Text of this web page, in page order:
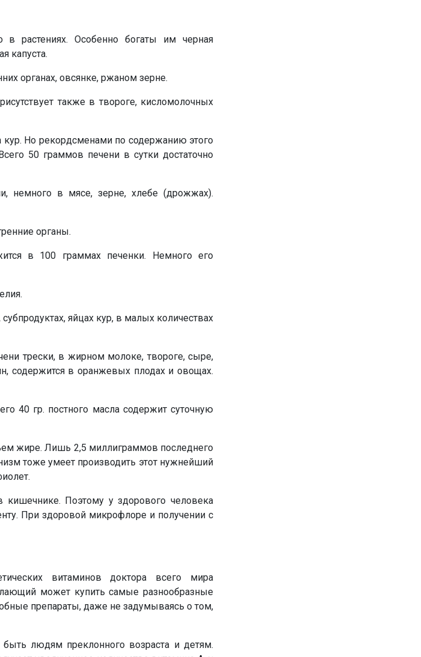
растениях. Особенно богаты им черная
капуста.
органах, овсянке, ржаном зерне.
также в твороге, кисломолочных
Но рекордсменами по содержанию этого
50 граммов печени в сутки достаточно
немного в мясе, зерне, хлебе (дрожжах).
органы.
в 100 граммах печенки. Немного его
яйцах кур, в малых количествах
трески, в жирном молоке, твороге, сыре,
содержится в оранжевых плодах и овощах.
40 гр. постного масла содержит суточную
жире. Лишь 2,5 миллиграммов последнего
тоже умеет производить этот нужнейший
Поэтому у здорового человека
При здоровой микрофлоре и получении с
витаминов доктора всего мира
может купить самые разнообразные
препараты, даже не задумываясь о том,
людям преклонного возраста и детям.